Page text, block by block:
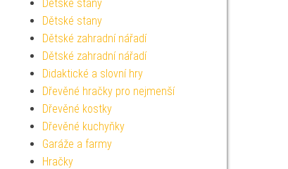
Dětské stany
Dětské stany
Dětské zahradní nářadí
Dětské zahradní nářadí
Didaktické a slovní hry
Dřevěné hračky pro nejmenší
Dřevěné kostky
Dřevěné kuchyňky
Garáže a farmy
Hračky